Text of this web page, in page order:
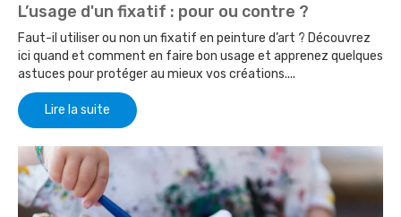
L’usage d'un fixatif : pour ou contre ?
Faut-il utiliser ou non un fixatif en peinture d’art ? Découvrez
ici quand et comment en faire bon usage et apprenez quelques
astuces pour protéger au mieux vos créations....
Lire la suite